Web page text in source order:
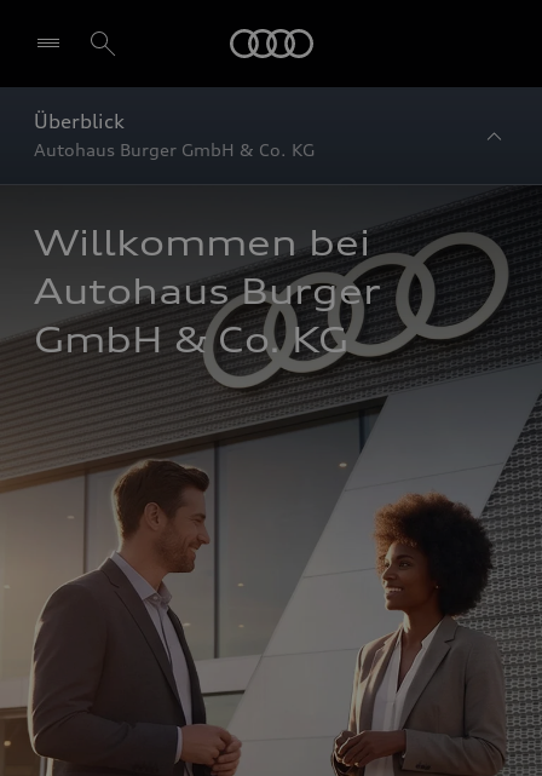
Überblick
Autohaus Burger GmbH & Co. KG
Willkommen bei
Autohaus Burger
GmbH & Co. KG